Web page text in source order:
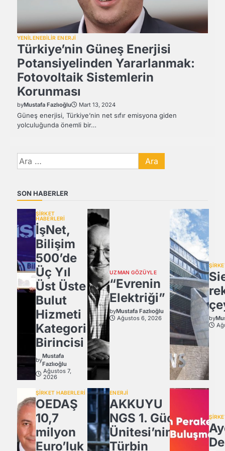
YENİLENEBİLİR ENERJİ
Türkiye’nin Güneş Enerjisi
Potansiyelinden Yararlanmak:
Fotovoltaik Sistemlerin
Korunması
byMustafa Fazlıoğlu Mart 13, 2024
Güneş enerjisi, Türkiye’nin net sıfır emisyona giden
yolculuğunda önemli bir…
Arama:
SON HABERLER
ŞİRKET
HABERLERİ
İşNet,
Bilişim
500’de
Üç Yıl
Üst Üste
Bulut
Hizmeti
Kategori
Birincisi
by
Mustafa
Fazlıoğlu
Ağustos 7,
2026
UZMAN GÖZÜYLE
“Evrenin
Elektriği”
byMustafa Fazlıoğlu
Ağustos 6, 2026
by
ŞİRKET HABERLERİ
OEDAŞ
10,7
milyon
Euro’luk
ENERJİ
AKKUYU
NGS 1. Güç
Ünitesi’nin
Türbin